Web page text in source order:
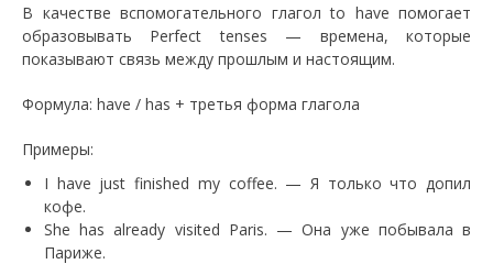
В качестве вспомогательного глагол to have помогает
образовывать Perfect tenses — времена, которые
показывают связь между прошлым и настоящим.
Формула: have / has + третья форма глагола
Примеры:
I have just finished my coffee. — Я только что допил
кофе.
She has already visited Paris. — Она уже побывала в
Париже.